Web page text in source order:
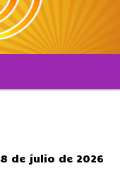
8 de julio de 2026